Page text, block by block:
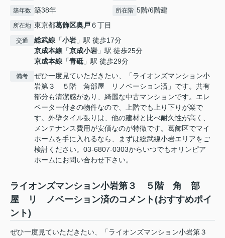
築年数 築38年 所在階 5階/6階建
所在地 東京都葛飾区奥戸６丁目
交通 総武線 「小岩 」駅 徒歩17分
京成本線 「京成小岩 」駅 徒歩25分
京成本線 「青砥 」駅 徒歩29分
備考
ぜひ一度見ていただきたい、「ライオンズマンション小
岩第３ ５階 角部屋 リノベーション済」です。共有
部分も清潔感があり、綺麗な中古マンションです。エレ
ベーター付きの物件なので、上階でも上り下りが楽で
す。外壁タイル張りは、他の建材と比べ耐久性が高く、
メンテナンス費用が安価なのが特徴です。葛飾区でマイ
ホームを手に入れるなら、まずは総武線小岩エリアをご
検討ください。03-6807-0303からいつでもオリンピア
ホームにお問い合わせ下さい。
ライオンズマンション小岩第３ ５階 角 部
屋 リ ノベーション済のコメント(おすすめポイ
ント)
ぜひ一度見ていただきたい、「ライオンズマンション小岩第３